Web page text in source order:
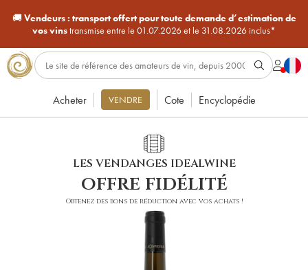
🚚Vendeurs : transport offert pour toute demande d’estimation de
vos vinstransmise entre le 01.07.2026 et le 31.08.2026 inclus*
Acheter VENDRE Cote Encyclopédie
LES VENDANGES IDEALWINE
offre fidélité
Obtenez des bons de réduction avec vos achats !